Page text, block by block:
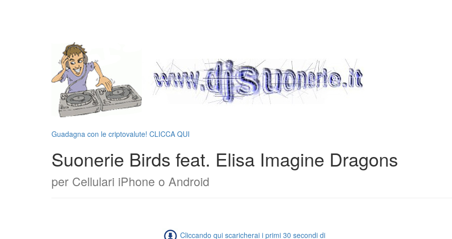
Guadagna con le criptovalute! CLICCA QUI
Suonerie Birds feat. Elisa Imagine Dragons
per Cellulari iPhone o Android
Cliccando qui scaricherai i primi 30 secondi di